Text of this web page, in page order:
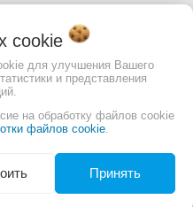
есть
20
20
18Ga/600
длина)
6/1/15-25
cookie
для улучшения Вашего
и представления
на обработку файлов cookie
файлов cookie
Принять